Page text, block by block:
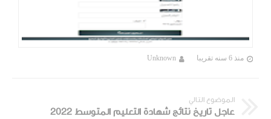
منذ 6 سنه تقريبا Unknown
الموضوع التالي
عاجل تاريخ نتائج شهادة التعليم المتوسط 2022